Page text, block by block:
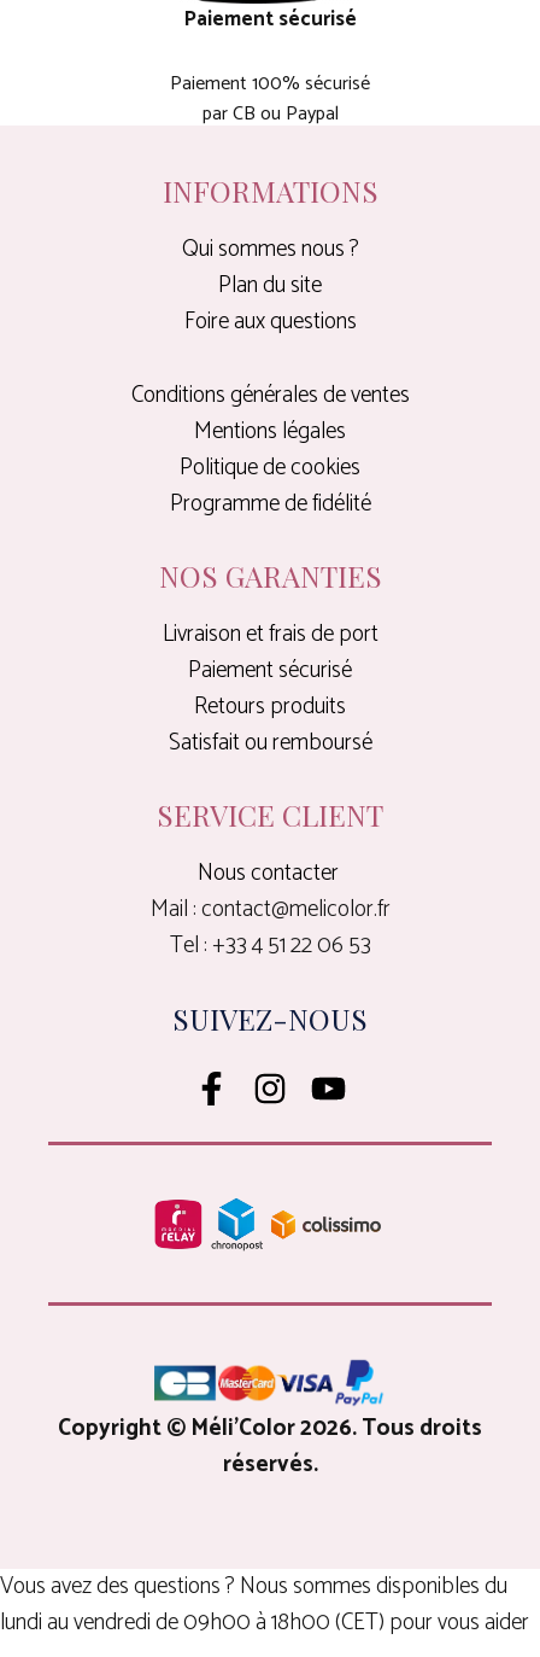
Paiement sécurisé
Paiement 100% sécurisé
par CB ou Paypal
INFORMATIONS
Qui sommes nous ?
Plan du site
Foire aux questions
Conditions générales de ventes
Mentions légales
Politique de cookies
Programme de fidélité
NOS GARANTIES
Livraison et frais de port
Paiement sécurisé
Retours produits
Satisfait ou remboursé
SERVICE CLIENT
Nous contacter
Mail : contact@melicolor.fr
Tel : +33 4 51 22 06 53
SUIVEZ-NOUS
Copyright © Méli'Color 2026. Tous droits
réservés.
14,99 € AJOUTER AU PANIER
Vous avez des questions ? Nous sommes disponibles du
lundi au vendredi de 09h00 à 18h00 (CET) pour vous aider